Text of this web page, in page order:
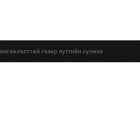
газар нутгийн сүлжээ